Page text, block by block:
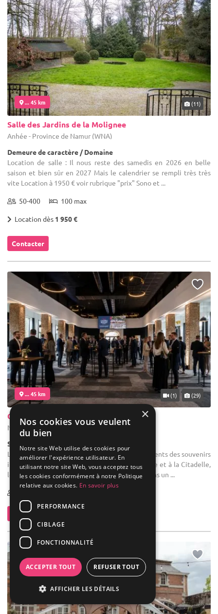
... 45 km (11)
Salle des Jardins de la Molignee
Anhée - Province de Namur (WNA)
Demeure de caractère / Domaine
Location de salle : Il nous reste des samedis en 2026 en belle
saison et bien sûr en 2027 Mais le calendrier se rempli très très
vite Location à 1950 € voir rubrique "prix" Sono et ...
50-400 100 max
Location dès 1 950 €
Contacter
... 45 km (1) (29)
Casino Resort Namur
Namur - Province de Namur (WNA)
Salle de réception
Location de salle : Faites de vos plus beaux moments des souvenirs
inoubliables. Au cœur de Namur, face à la Meuse et à la Citadelle,
le Circus Casino Resort Namur vous accueille dans un ...
Contacter
×
Nos cookies vous veulent
du bien
Notre site Web utilise des cookies pour
améliorer l'expérience utilisateur. En
utilisant notre site Web, vous acceptez tous
les cookies conformément à notre Politique
relative aux cookies. En savoir plus
PERFORMANCE
CIBLAGE
FONCTIONNALITÉ
ACCEPTER TOUT REFUSER TOUT
AFFICHER LES DÉTAILS